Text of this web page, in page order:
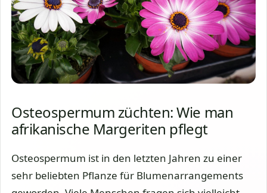
Osteospermum züchten: Wie man
afrikanische Margeriten pflegt
Osteospermum ist in den letzten Jahren zu einer
sehr beliebten Pflanze für Blumenarrangements